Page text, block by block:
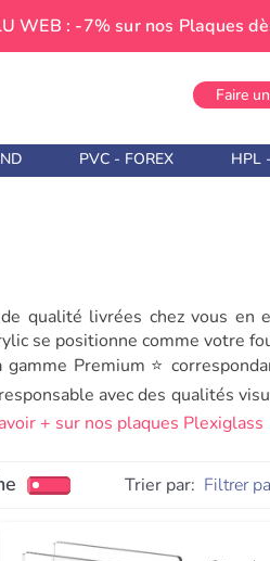
WEB : -7% sur nos Plaques
Faire
PVC - FOREX HPL
qualité livrées chez vous
se positionne comme votre
Premium ⭐
avec des qualités
+ sur nos plaques Plexiglass
Trier par: